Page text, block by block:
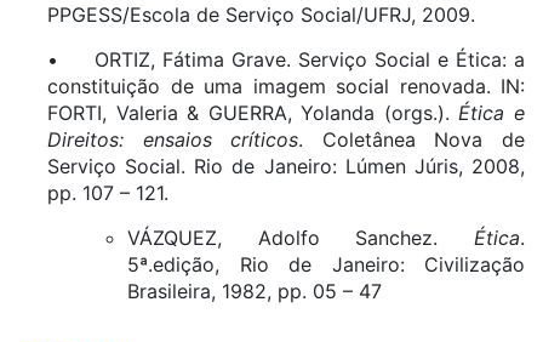
PPGESS/Escola de Serviço Social/UFRJ, 2009.
• ORTIZ, Fátima Grave. Serviço Social e Ética: a
constituição de uma imagem social renovada. IN:
FORTI, Valeria & GUERRA, Yolanda (orgs.).Ética e
Direitos: ensaios críticos. Coletânea Nova de
Serviço Social. Rio de Janeiro: Lúmen Júris, 2008,
pp. 107 – 121.
VÁZQUEZ, Adolfo Sanchez. Ética.
5ª.edição, Rio de Janeiro: Civilização
Brasileira, 1982, pp. 05 – 47